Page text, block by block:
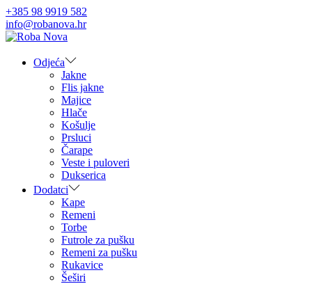
+385 98 9919 582
info@robanova.hr
Skip
navigation
Skip
contentOdjeća
Jakne
Flis jakne
Majice
Hlače
Košulje
Prsluci
Čarape
Veste i puloveri
Dukserica
Dodatci
Kape
Remeni
Torbe
Futrole za pušku
Remeni za pušku
Rukavice
Šeširi